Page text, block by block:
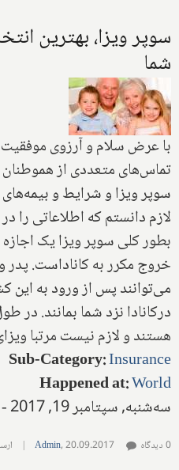
سوپر ویزا، بهترین
شما
با عرض سلام و آرزوی
تماس‌های متعددی از
سوپر ویزا و شرایط و بیمه‌های
لازم دانستم که اطلاعاتی را
بطور کلی سوپر ویزا یک
خروج مکرر به کاناداست. پدر
می‌توانند پس از ورود به
درکانادا نزد شما بمانند. در
هستند و لازم نیست مرتبا
Sub-Category:Insurance
Happened at:World
سه‌شنبه, سپتامبر 19, 2017 - 20:00
Admin,20.09.2017
| 0 دیدگاه